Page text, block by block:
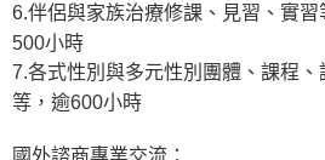
6.伴侶與家族治療修課、見習、實
500小時
7.各式性別與多元性別團體、課程、
等，逾600小時
國外諮商專業交流：